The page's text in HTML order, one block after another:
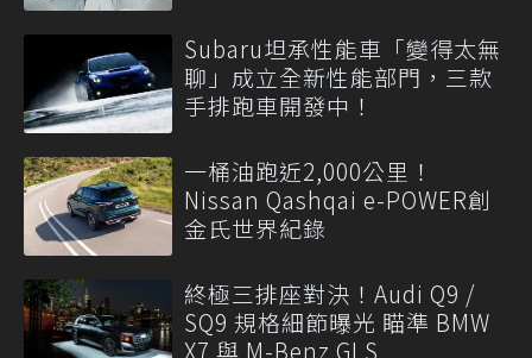
Subaru坦承性能車「變得太無
聊」成立全新性能部門，三款
手排跑車開發中！
一桶油跑近2,000公里！
Nissan Qashqai e-POWER創
金氏世界紀錄
終極三排座對決！Audi Q9 /
SQ9 規格細節曝光 瞄準 BMW
X7 與 M-Benz GLS